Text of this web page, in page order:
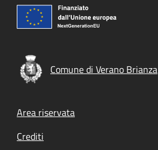
Comune di Verano Brianza
Footer menu
Area riservata
Crediti